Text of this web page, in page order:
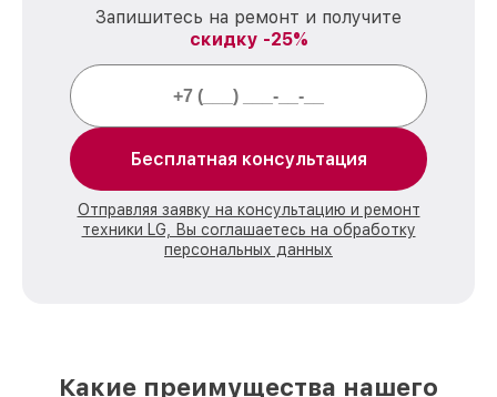
Запишитесь на ремонт и получите
скидку -25%
Бесплатная консультация
Отправляя заявку на консультацию и ремонт
техники LG, Вы соглашаетесь на обработку
персональных данных
Какие преимущества нашего